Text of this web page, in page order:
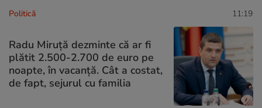
Politică 11:19
Radu Miruţă dezminte că ar fi
plătit 2.500-2.700 de euro pe
noapte, în vacanță. Cât a costat,
de fapt, sejurul cu familia